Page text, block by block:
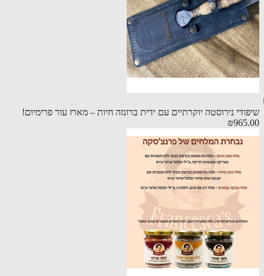
נירוסטה יוקרתיים עם ידית ברונזה חיות – מארז עור פרימיום!